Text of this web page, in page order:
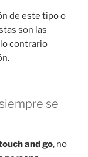
de este tipo o
son las
contrario
se
and go, no